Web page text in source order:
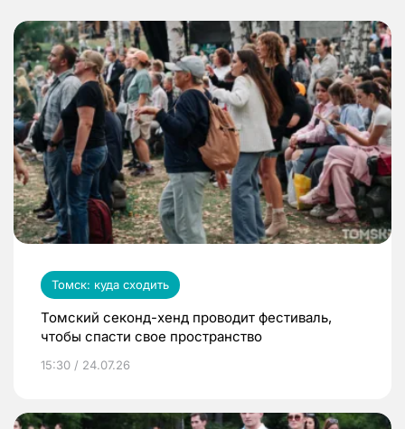
Томск: куда сходить
Томский секонд-хенд проводит фестиваль,
чтобы спасти свое пространство
15:30 / 24.07.26